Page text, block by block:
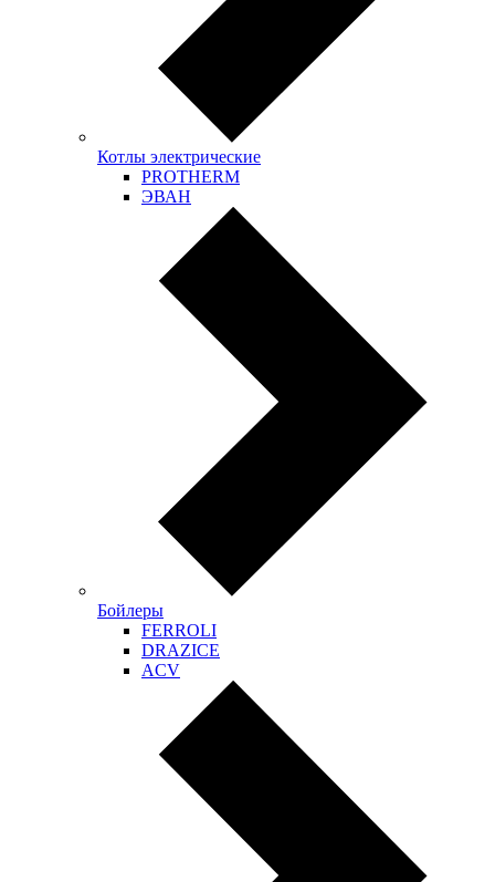
Котлы электрические
PROTHERM
ЭВАН
Бойлеры
FERROLI
DRAZICE
ACV